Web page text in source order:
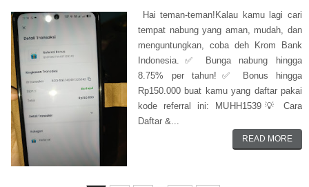
Hai teman-teman!Kalau kamu lagi cari
tempat nabung yang aman, mudah, dan
menguntungkan, coba deh Krom Bank
Indonesia.✅ Bunga nabung hingga
8.75% per tahun!✅ Bonus hingga
Rp150.000 buat kamu yang daftar pakai
kode referral ini: MUHH1539💡 Cara
Daftar &...
READ MORE